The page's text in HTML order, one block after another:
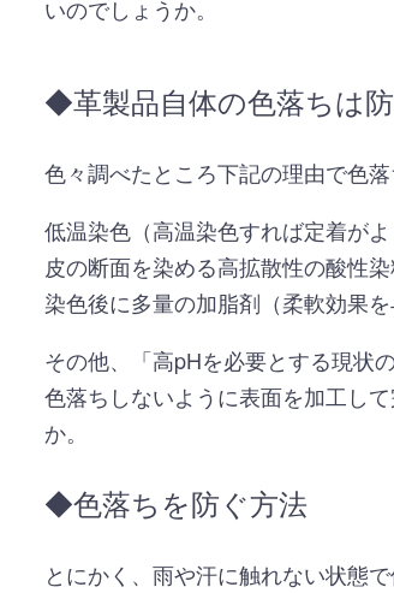
いのでしょうか。
◆革製品自体の色落ちは
色々調べたところ下記の理由で色
低温染色（高温染色すれば定着が
皮の断面を染める高拡散性の酸性
染色後に多量の加脂剤（柔軟効果
その他、「高pHを必要とする現状
色落ちしないように表面を加工し
か。
◆色落ちを防ぐ方法
とにかく、雨や汗に触れない状態